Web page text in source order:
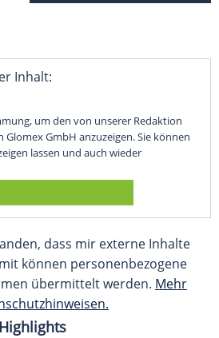
Inhalt:
um den von unserer Redaktion
GmbH anzuzeigen. Sie können
lassen und auch wieder
dass mir externe Inhalte
können personenbezogene
übermittelt werden. Mehr